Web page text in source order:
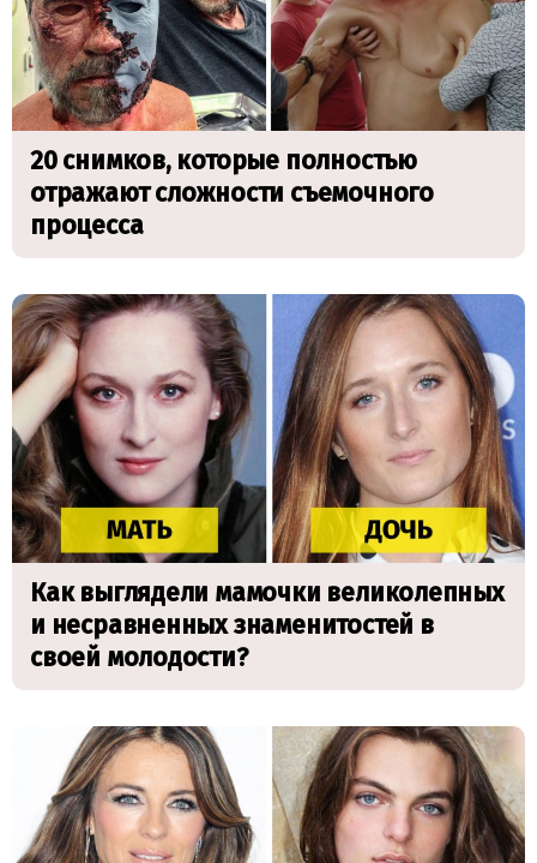
20 снимков, которые полностью
отражают сложности съемочного
процесса
Как выглядели мамочки великолепных
и несравненных знаменитостей в
своей молодости?